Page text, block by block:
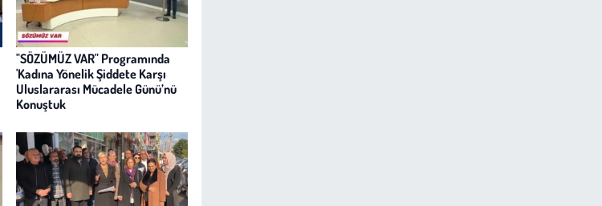
"SÖZÜMÜZ VAR" Programında
'Kadına Yönelik Şiddete Karşı
Uluslararası Mücadele Günü’nü
Konuştuk